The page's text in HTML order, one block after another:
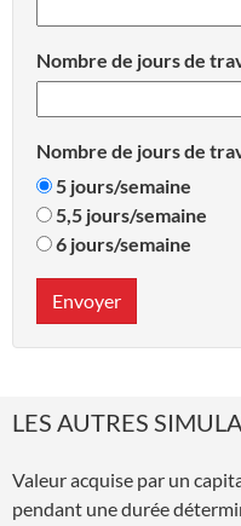
Nombre de jours de
Nombre de jours de
5 jours/semaine
5,5 jours/semaine
6 jours/semaine
Envoyer
LES AUTRES
Valeur acquise par un
pendant une durée